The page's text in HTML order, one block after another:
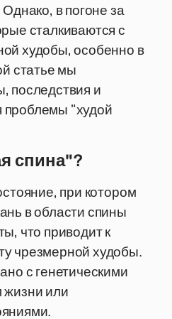
в погоне за
сталкиваются с
худобы, особенно в
статье мы
последствия и
"худой
спина"?
при котором
в области спины
что приводит к
чрезмерной худобы.
с генетическими
или